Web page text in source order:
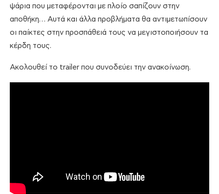
ψάρια που μεταφέρονται με πλοίο σαπίζουν στην
αποθήκη… Αυτά και άλλα προβλήματα θα αντιμετωπίσουν
οι παίκτες στην προσπάθειά τους να μεγιστοποιήσουν τα
κέρδη τους.
Ακολουθεί το trailer που συνοδεύει την ανακοίνωση.